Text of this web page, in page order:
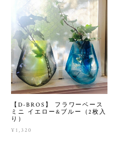
【D-BROS】 フラワーベース
ミニ イエロー&ブルー（2枚入
り）
¥1,320